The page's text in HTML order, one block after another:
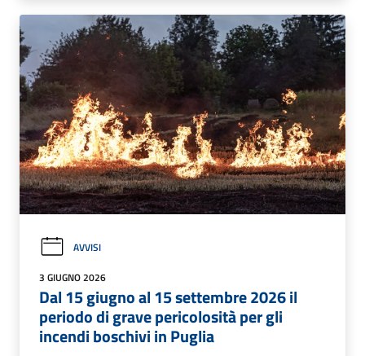
AVVISI
3 GIUGNO 2026
Dal 15 giugno al 15 settembre 2026 il
periodo di grave pericolosità per gli
incendi boschivi in Puglia